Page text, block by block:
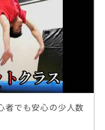
者でも安心の少人数